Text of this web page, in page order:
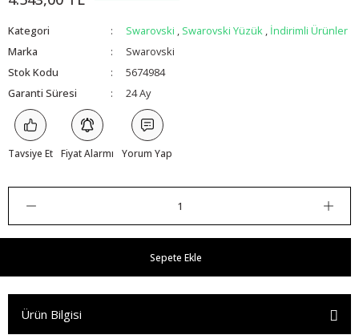
Kategori Swarovski , Swarovski Yüzük , İndirimli Ürünler
Marka
Swarovski
Stok Kodu
5674984
Garanti Süresi
24 Ay
Tavsiye Et Fiyat Alarmı Yorum Yap
Sepete Ekle
Ürün Bilgisi